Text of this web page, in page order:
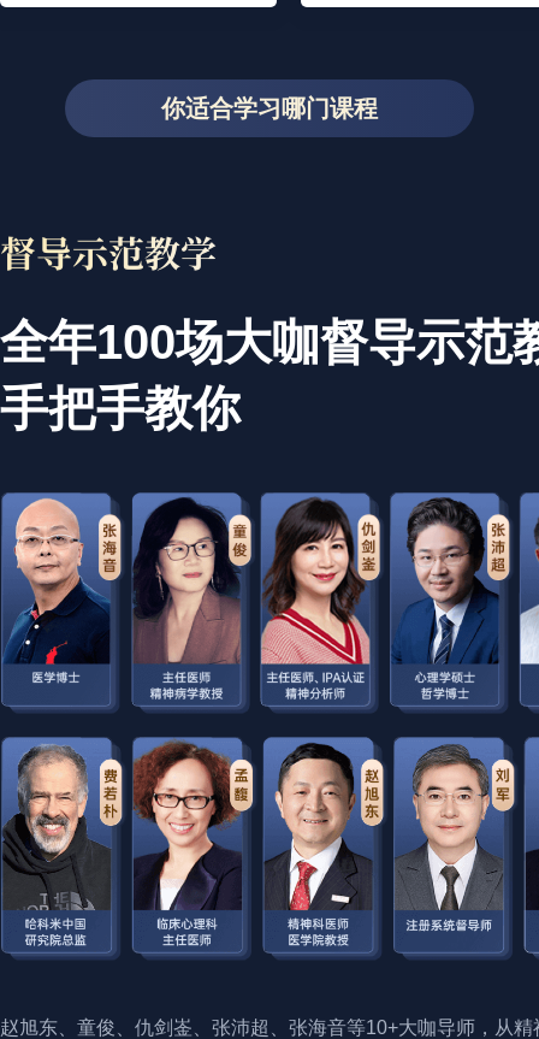
你适合学习哪门课程
全年100场大咖督导示范
手把手教你
赵旭东、童俊、仇剑崟、张沛超、张海音等10+大咖导师，从